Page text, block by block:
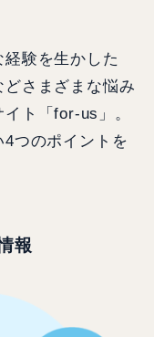
験を生かした
さまざまな悩み
ト「for-us」。
つのポイントを
報